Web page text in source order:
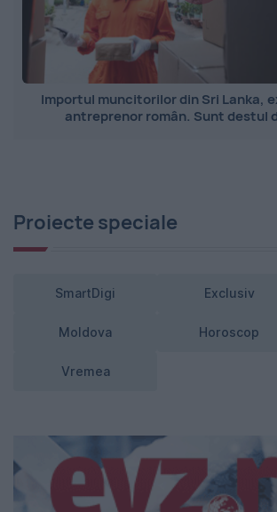
Importul muncitorilor din Sri Lanka,
antreprenor român. Sunt destul
Proiecte speciale
SmartDigi Exclusiv
Moldova Horoscop
Vremea